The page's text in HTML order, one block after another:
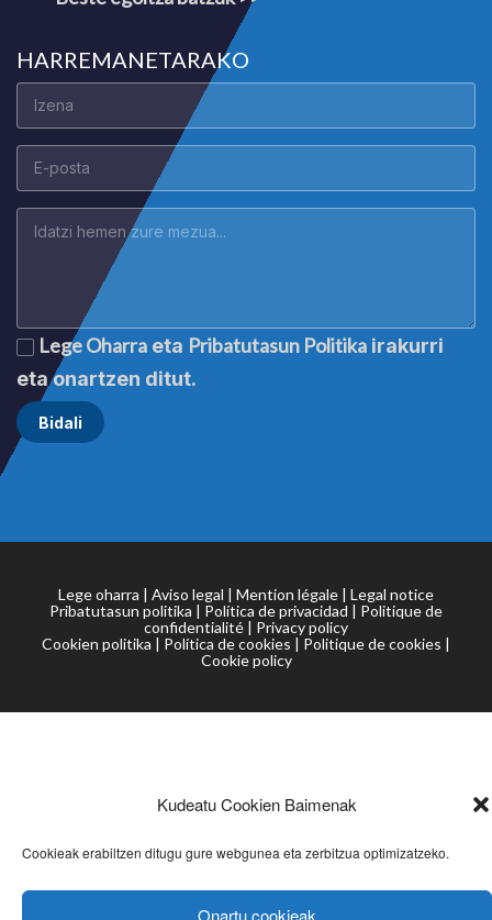
Kudeatu Cookien Baimenak
Cookieak erabiltzen ditugu gure webgunea eta zerbitzua optimizatzeko.
Onartu cookieak
HARREMANETARAKO
Lege Oharra eta Pribatutasun Politika irakurri
eta onartzen ditut.
Lege oharra | Aviso legal | Mention légale | Legal notice
Pribatutasun politika | Política de privacidad | Politique de
confidentialité | Privacy policy
Cookien politika | Política de cookies | Politique de cookies |
Cookie policy